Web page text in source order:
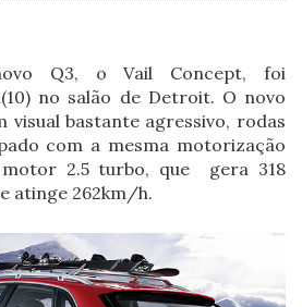
Q3, o Vail Concept, foi
no salão de Detroit. O novo
bastante agressivo, rodas
com a mesma motorização
motor 2.5 turbo, que gera 318
atinge 262km/h.